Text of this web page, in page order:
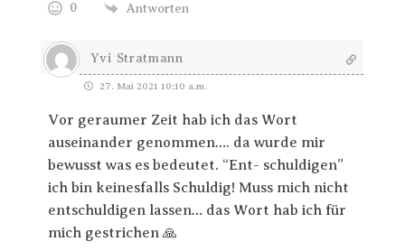
0 Antworten
Yvi Stratmann
27. Mai 2021 10:10 a.m.
Vor geraumer Zeit hab ich das Wort
auseinander genommen…. da wurde mir
bewusst was es bedeutet. “Ent- schuldigen”
ich bin keinesfalls Schuldig! Muss mich nicht
entschuldigen lassen… das Wort hab ich für
mich gestrichen 🙏